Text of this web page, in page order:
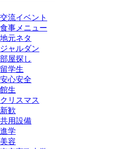
交流イベント
食事メニュー
地元ネタ
ジャルダン
部屋探し
留学生
安心安全
館生
クリスマス
新歓
共用設備
進学
美容